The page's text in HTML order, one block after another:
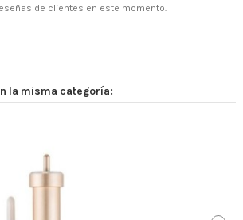
de clientes en este momento.
la misma categoría: